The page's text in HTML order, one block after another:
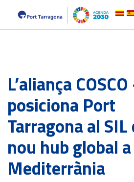
L’aliança
posiciona Port
Tarragona al SIL
nou hub global
Mediterrània